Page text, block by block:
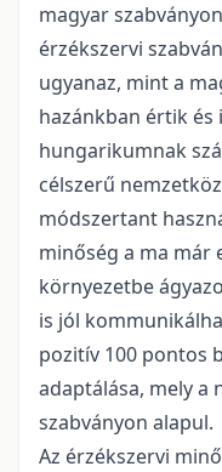
magyar
érzékszervi
ugyanaz, mint a
hazánkban értik és
hungarikumnak
célszerű
módszertant
minőség a ma már
környezetbe
is jól
pozitív 100 pontos
adaptálása, mely a
szabványon alapul.
Az érzékszervi